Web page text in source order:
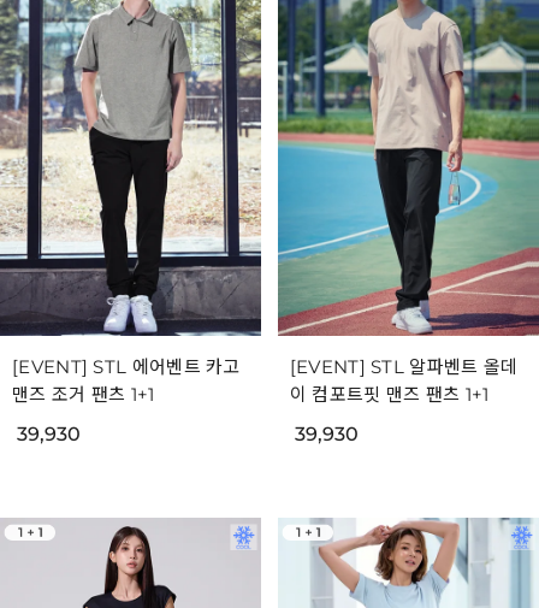
[EVENT] STL 에어벤트 카고
맨즈 조거 팬츠 1+1
39,930
[EVENT] STL 알파벤트 올데
이 컴포트핏 맨즈 팬츠 1+1
39,930